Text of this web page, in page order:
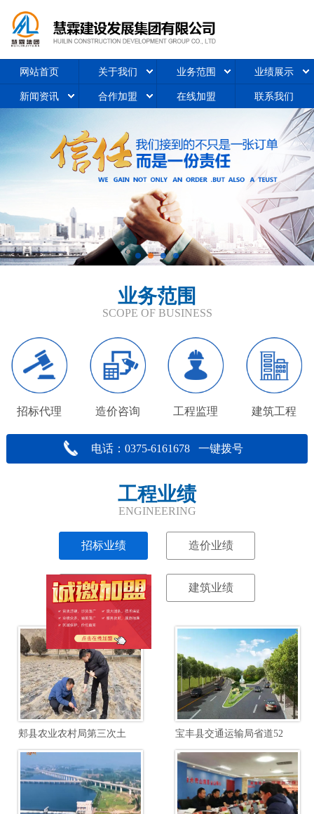
网站首页 关于我们 业务范围 业绩展示
新闻资讯 合作加盟 在线加盟 联系我们
业务范围
SCOPE OF BUSINESS
招标代理 造价咨询 工程监理 建筑工程
电话：0375-6161678 一键拨号
工程业绩
ENGINEERING
招标业绩 造价业绩
监理业绩 建筑业绩
关闭